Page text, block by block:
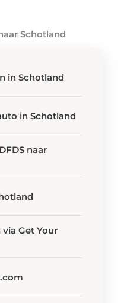
Schotland
in Schotland
in Schotland
naar
Get Your